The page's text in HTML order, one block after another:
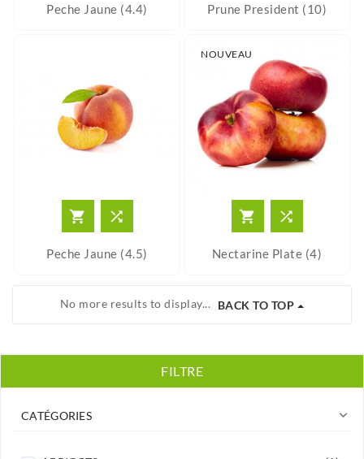
Peche Jaune (4.4) Prune President (10)
 
Peche Jaune (4.5)
NOUVEAU
 
Nectarine Plate (4)
No more results to display... BACK TO TOP
FILTRE
CATÉGORIES 